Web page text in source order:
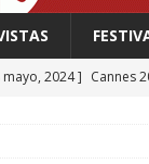
mayo, 2024 ] Cannes